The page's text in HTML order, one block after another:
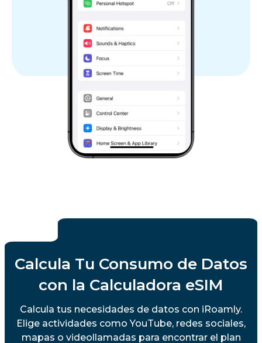
Calcula Tu Consumo de Datos
con la Calculadora eSIM
Calcula tus necesidades de datos con iRoamly.
Elige actividades como YouTube, redes sociales,
mapas o videollamadas para encontrar el plan